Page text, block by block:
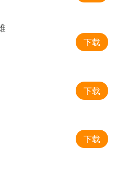
下载
下载
下载